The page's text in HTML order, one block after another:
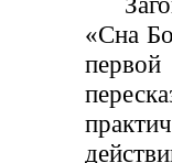
«Сна